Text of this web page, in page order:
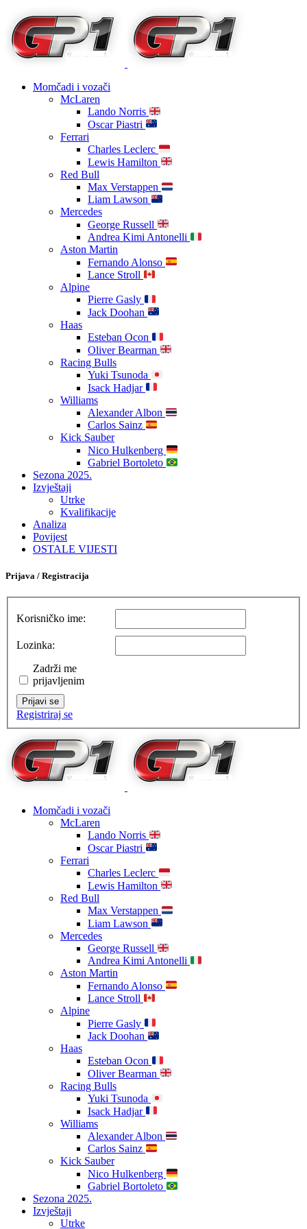
Momčadi i vozači
McLaren
Lando Norris
Oscar Piastri
Ferrari
Charles Leclerc
Lewis Hamilton
Red Bull
Max Verstappen
Liam Lawson
Mercedes
George Russell
Andrea Kimi Antonelli
Aston Martin
Fernando Alonso
Lance Stroll
Alpine
Pierre Gasly
Jack Doohan
Haas
Esteban Ocon
Oliver Bearman
Racing Bulls
Yuki Tsunoda
Isack Hadjar
Williams
Alexander Albon
Carlos Sainz
Kick Sauber
Nico Hulkenberg
Gabriel Bortoleto
Sezona 2025.
Izvještaji
Utrke
Kvalifikacije
Analiza
Povijest
OSTALE VIJESTI
Prijava / Registracija
Korisničko ime:
Lozinka:
Zadrži me
prijavljenim
Prijavi se
Registriraj se
Momčadi i vozači
McLaren
Lando Norris
Oscar Piastri
Ferrari
Charles Leclerc
Lewis Hamilton
Red Bull
Max Verstappen
Liam Lawson
Mercedes
George Russell
Andrea Kimi Antonelli
Aston Martin
Fernando Alonso
Lance Stroll
Alpine
Pierre Gasly
Jack Doohan
Haas
Esteban Ocon
Oliver Bearman
Racing Bulls
Yuki Tsunoda
Isack Hadjar
Williams
Alexander Albon
Carlos Sainz
Kick Sauber
Nico Hulkenberg
Gabriel Bortoleto
Sezona 2025.
Izvještaji
Utrke